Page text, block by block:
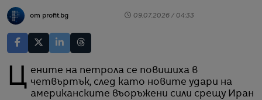
от profit.bg 09.07.2026 / 04:33
Цените на петрола се повишиха в четвъртък, след като новите удари на
американските въоръжени сили срещу Иран